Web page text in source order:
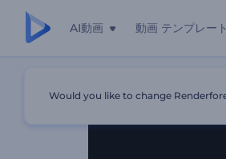
AI動画 動画 テンプレート
Would you like to change